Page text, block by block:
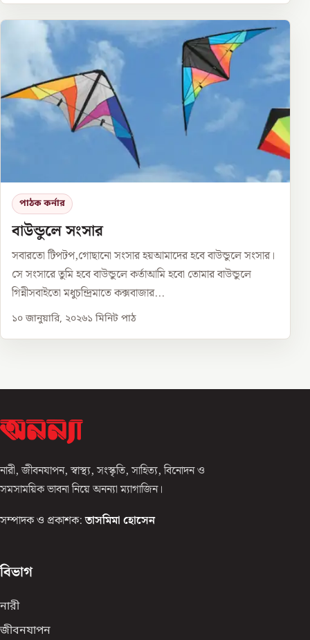
পাঠক কর্নার
বাউন্ডুলে সংসার
সবারতো টিপটপ,গোছানো সংসার হয়আমাদের হবে বাউন্ডুলে সংসার।
সে সংসারে তুমি হবে বাউন্ডুলে কর্তাআমি হবো তোমার বাউন্ডুলে
গিন্নীসবাইতো মধুচন্দ্রিমাতে কক্সবাজার...
১০ জানুয়ারি, ২০২৬১ মিনিট পাঠ
নারী, জীবনযাপন, স্বাস্থ্য, সংস্কৃতি, সাহিত্য, বিনোদন ও
সমসাময়িক ভাবনা নিয়ে অনন্যা ম্যাগাজিন।
সম্পাদক ও প্রকাশক: তাসমিমা হোসেন
বিভাগ
নারী
জীবনযাপন